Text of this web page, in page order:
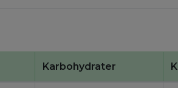
Karbohydrater